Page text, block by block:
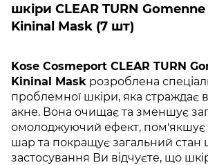
шкіри CLEAR TURN
Kininal Mask (7 шт)
Kose Cosmeport CLEAR TURN
Kininal Mask розроблена
проблемної шкіри, яка страждає
акне. Вона очищає та зменшує
омолоджуючий ефект, пом'якшує
шар та покращує загальний стан
застосування Ви відчуєте, що